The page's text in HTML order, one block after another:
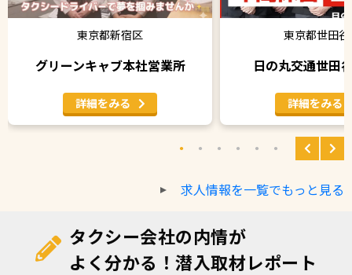
東京都新宿区
グリーンキャブ本社営業所
詳細をみる
東京都世田
日の丸交通世田
詳細をみる
求人情報を一覧でもっと見る
タクシー会社の内情が
よく分かる！潜入取材レポート